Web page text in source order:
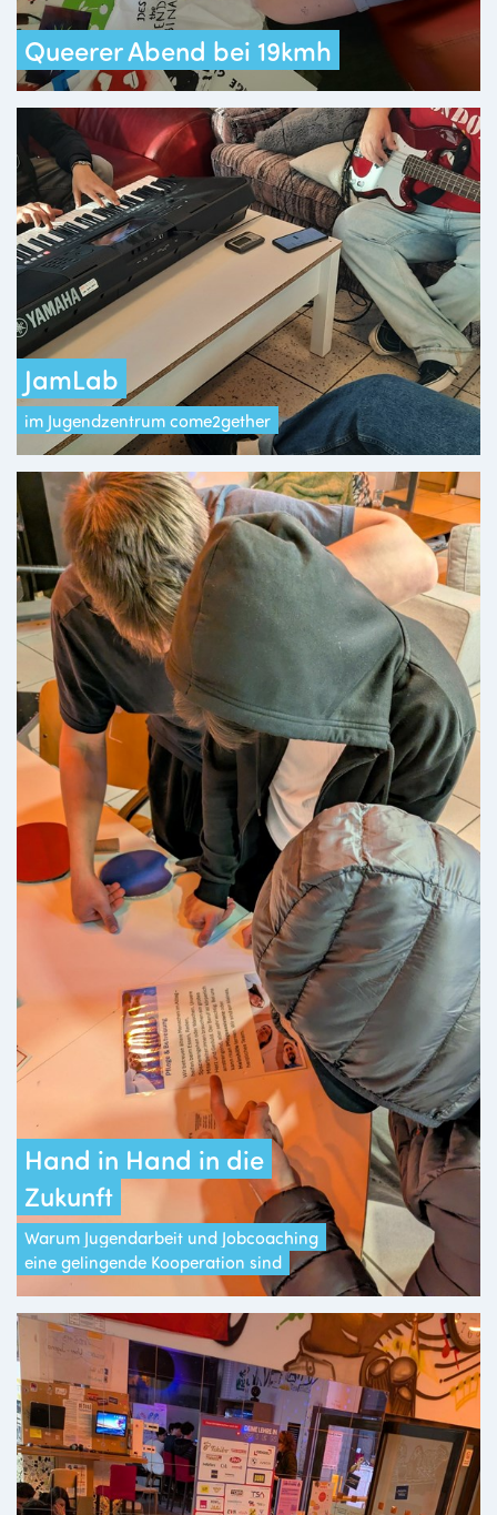
Queerer Abend bei 19kmh
JamLab
im Jugendzentrum come2gether
Hand in Hand in die
Zukunft
Warum Jugendarbeit und Jobcoaching
eine gelingende Kooperation sind